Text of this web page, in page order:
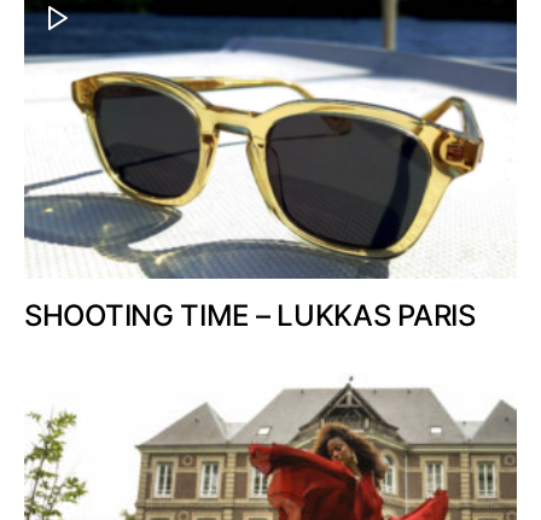
SHOOTING TIME – LUKKAS PARIS